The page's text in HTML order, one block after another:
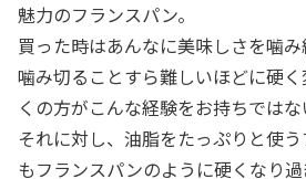
魅力のフランスパン。
買った時はあんなに美味しさを噛
噛み切ることすら難しいほどに硬
くの方がこんな経験をお持ちでは
それに対し、油脂をたっぷりと使
もフランスパンのように硬くなり